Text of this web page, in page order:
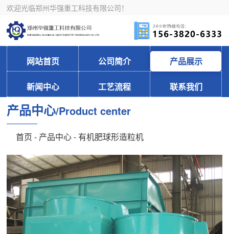
欢迎光临郑州华强重工科技有限公司！
网站首页 公司简介 产品展示
新闻中心 工艺流程 联系我们
产品中心/Product center
首页 - 产品中心- 有机肥球形造粒机